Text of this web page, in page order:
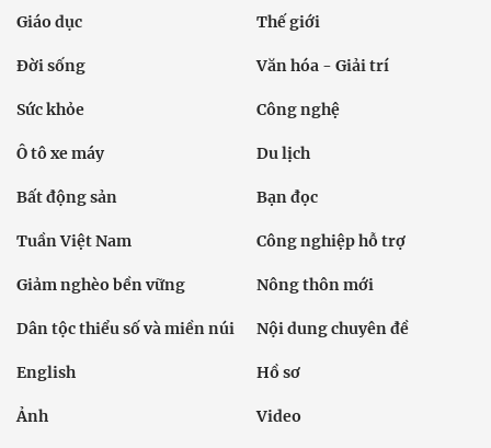
Giáo dục Thế giới
Đời sống Văn hóa - Giải trí
Sức khỏe Công nghệ
Ô tô xe máy Du lịch
Bất động sản Bạn đọc
Tuần Việt Nam Công nghiệp hỗ trợ
Giảm nghèo bền vững Nông thôn mới
Dân tộc thiểu số và miền núi Nội dung chuyên đề
English Hồ sơ
Ảnh Video